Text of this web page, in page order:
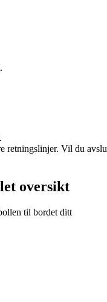
retningslinjer. Vil du
oversikt
til bordet ditt